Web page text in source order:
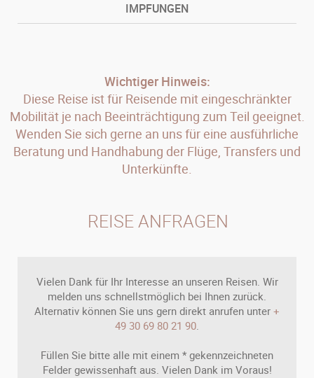
IMPFUNGEN
Wichtiger Hinweis:
Diese Reise ist für Reisende mit eingeschränkter
Mobilität je nach Beeinträchtigung zum Teil geeignet.
Wenden Sie sich gerne an uns für eine ausführliche
Beratung und Handhabung der Flüge, Transfers und
Unterkünfte.
REISE ANFRAGEN
Vielen Dank für Ihr Interesse an unseren Reisen. Wir
melden uns schnellstmöglich bei Ihnen zurück.
Alternativ können Sie uns gern direkt anrufen unter +
49 30 69 80 21 90.
Füllen Sie bitte alle mit einem * gekennzeichneten
Felder gewissenhaft aus. Vielen Dank im Voraus!